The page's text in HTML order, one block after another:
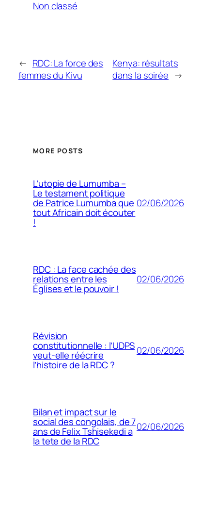
Non classé
← RDC: La force des
femmes du Kivu
Kenya: résultats
dans la soirée →
MORE POSTS
L’utopie de Lumumba –
Le testament politique
de Patrice Lumumba que
tout Africain doit écouter
!
02/06/2026
RDC : La face cachée des
relations entre les
Églises et le pouvoir !
02/06/2026
Révision
constitutionnelle : l’UDPS
veut-elle réécrire
l’histoire de la RDC ?
02/06/2026
Bilan et impact sur le
social des congolais, de 7
ans de Felix Tshisekedi a
la tete de la RDC
02/06/2026